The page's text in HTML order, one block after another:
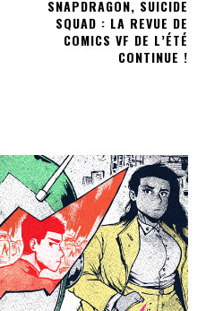
SNAPDRAGON, SUICIDE
SQUAD : LA REVUE DE
COMICS VF DE L’ÉTÉ
CONTINUE !